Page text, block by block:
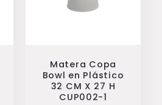
Matera Copa
Bowl en Plástico
32 CM X 27 H
CUP002-1